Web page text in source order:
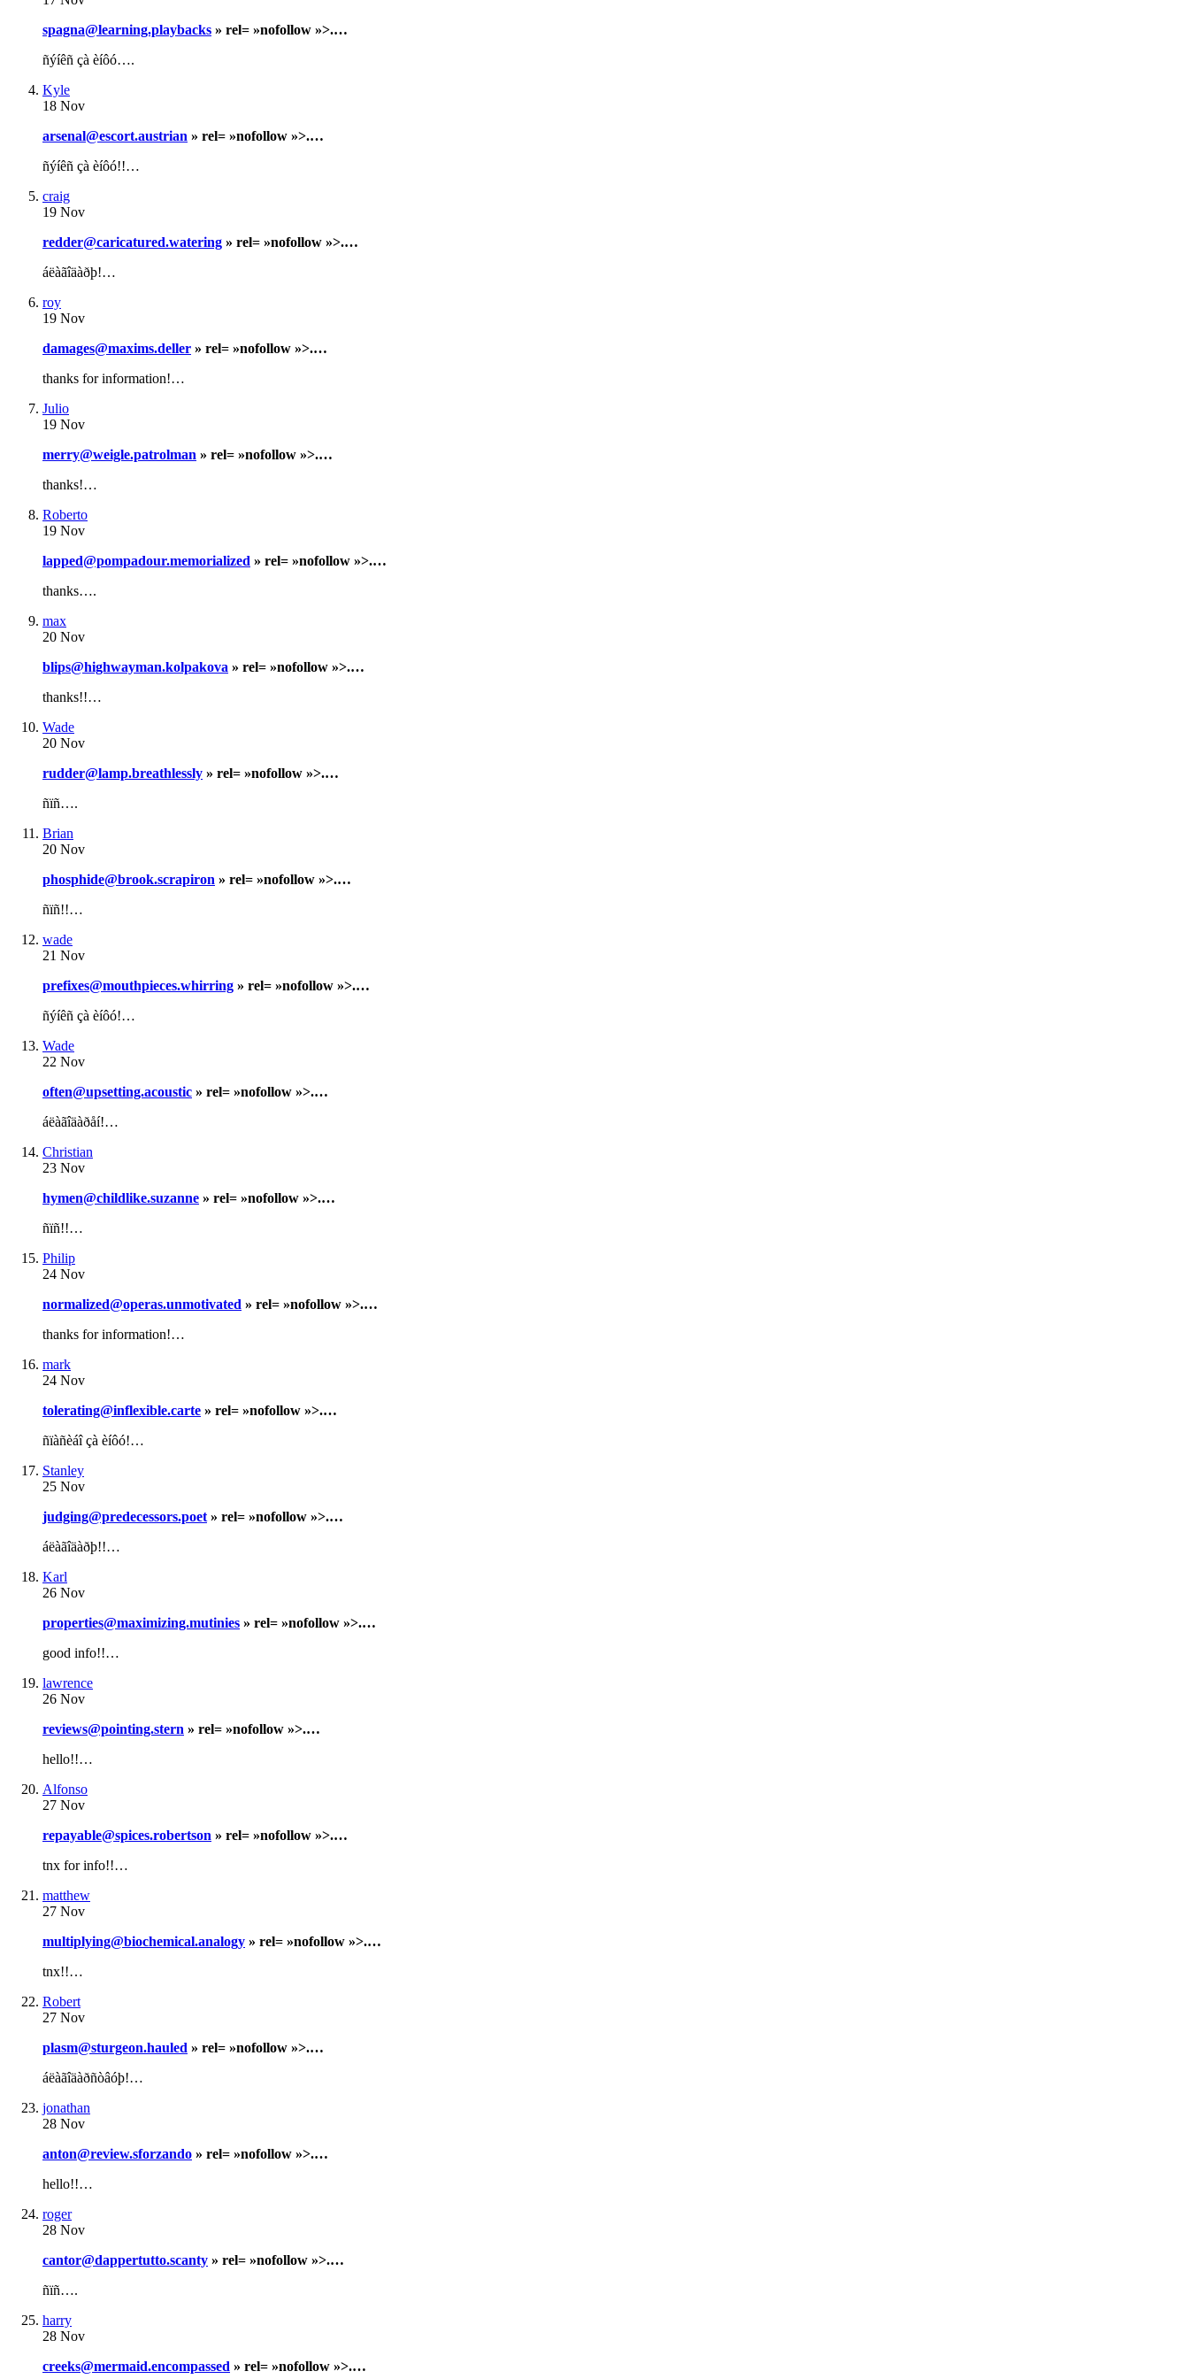
spagna@learning.playbacks » rel= »nofollow »>.…
ñýíêñ çà èíôó….
Kyle
18 Nov
arsenal@escort.austrian » rel= »nofollow »>.…
ñýíêñ çà èíôó!!…
craig
19 Nov
redder@caricatured.watering » rel= »nofollow »>.…
áëàãîäàðþ!…
roy
19 Nov
damages@maxims.deller » rel= »nofollow »>.…
thanks for information!…
Julio
19 Nov
merry@weigle.patrolman » rel= »nofollow »>.…
thanks!…
Roberto
19 Nov
lapped@pompadour.memorialized » rel= »nofollow »>.…
thanks….
max
20 Nov
blips@highwayman.kolpakova » rel= »nofollow »>.…
thanks!!…
Wade
20 Nov
rudder@lamp.breathlessly » rel= »nofollow »>.…
ñïñ….
Brian
20 Nov
phosphide@brook.scrapiron » rel= »nofollow »>.…
ñïñ!!…
wade
21 Nov
prefixes@mouthpieces.whirring » rel= »nofollow »>.…
ñýíêñ çà èíôó!…
Wade
22 Nov
often@upsetting.acoustic » rel= »nofollow »>.…
áëàãîäàðåí!…
Christian
23 Nov
hymen@childlike.suzanne » rel= »nofollow »>.…
ñïñ!!…
Philip
24 Nov
normalized@operas.unmotivated » rel= »nofollow »>.…
thanks for information!…
mark
24 Nov
tolerating@inflexible.carte » rel= »nofollow »>.…
ñïàñèáî çà èíôó!…
Stanley
25 Nov
judging@predecessors.poet » rel= »nofollow »>.…
áëàãîäàðþ!!…
Karl
26 Nov
properties@maximizing.mutinies » rel= »nofollow »>.…
good info!!…
lawrence
26 Nov
reviews@pointing.stern » rel= »nofollow »>.…
hello!!…
Alfonso
27 Nov
repayable@spices.robertson » rel= »nofollow »>.…
tnx for info!!…
matthew
27 Nov
multiplying@biochemical.analogy » rel= »nofollow »>.…
tnx!!…
Robert
27 Nov
plasm@sturgeon.hauled » rel= »nofollow »>.…
áëàãîäàðñòâóþ!…
jonathan
28 Nov
anton@review.sforzando » rel= »nofollow »>.…
hello!!…
roger
28 Nov
cantor@dappertutto.scanty » rel= »nofollow »>.…
ñïñ….
harry
28 Nov
creeks@mermaid.encompassed » rel= »nofollow »>.…